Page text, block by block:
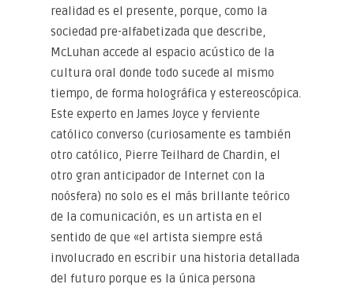
realidad es el presente, porque, como la
sociedad pre-alfabetizada que describe,
McLuhan accede al espacio acústico de la
cultura oral donde todo sucede al mismo
tiempo, de forma holográfica y estereoscópica.
Este experto en James Joyce y ferviente
católico converso (curiosamente es también
otro católico, Pierre Teilhard de Chardin, el
otro gran anticipador de Internet con la
noósfera) no solo es el más brillante teórico
de la comunicación, es un artista en el
sentido de que «el artista siempre está
involucrado en escribir una historia detallada
del futuro porque es la única persona